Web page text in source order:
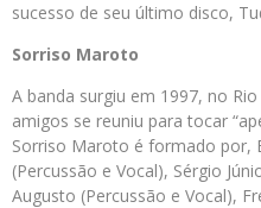
sucesso de seu último disco,
Sorriso Maroto
A banda surgiu em 1997, no
amigos se reuniu para tocar
Sorriso Maroto é formado por,
(Percussão e Vocal), Sérgio
Augusto (Percussão e Vocal),